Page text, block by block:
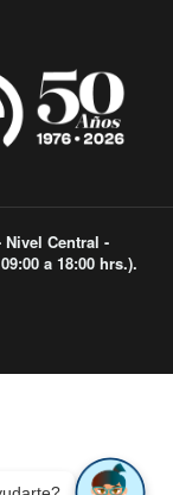
Central -
a 18:00 hrs.).